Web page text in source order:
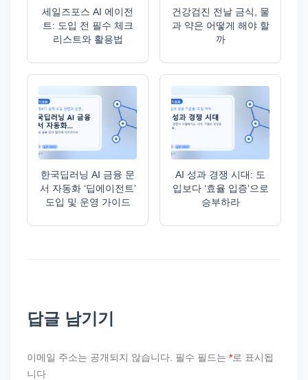
세일즈포스 AI 에이전
트: 도입 전 필수 체크
리스트와 활용법
건강검진 전날 금식, 물
과 약은 어떻게 해야 할
까
한국딥러닝 AI 금융 문
서 자동화 ‘딥에이전트’
도입 및 운영 가이드
AI 성과 경쟁 시대: 도
입보다 ‘효율 입증’으로
승부하라
답글 남기기
이메일 주소는 공개되지 않습니다. 필수 필드는 *로 표시됩
니다